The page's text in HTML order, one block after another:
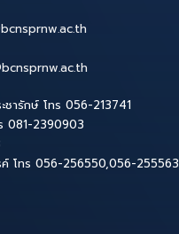
ชารักษ์ โทร 056-213741
081-2390903
ค์ โทร 056-256550,056-255563